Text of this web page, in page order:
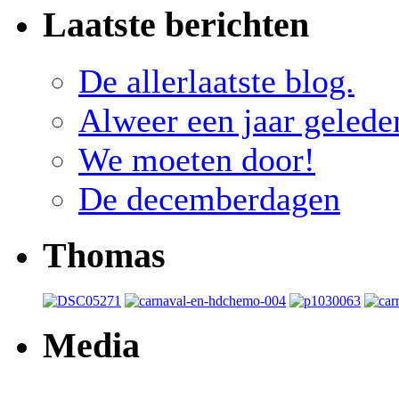
Laatste berichten
De allerlaatste blog.
Alweer een jaar
We moeten door!
De decemberdagen
Thomas
Media